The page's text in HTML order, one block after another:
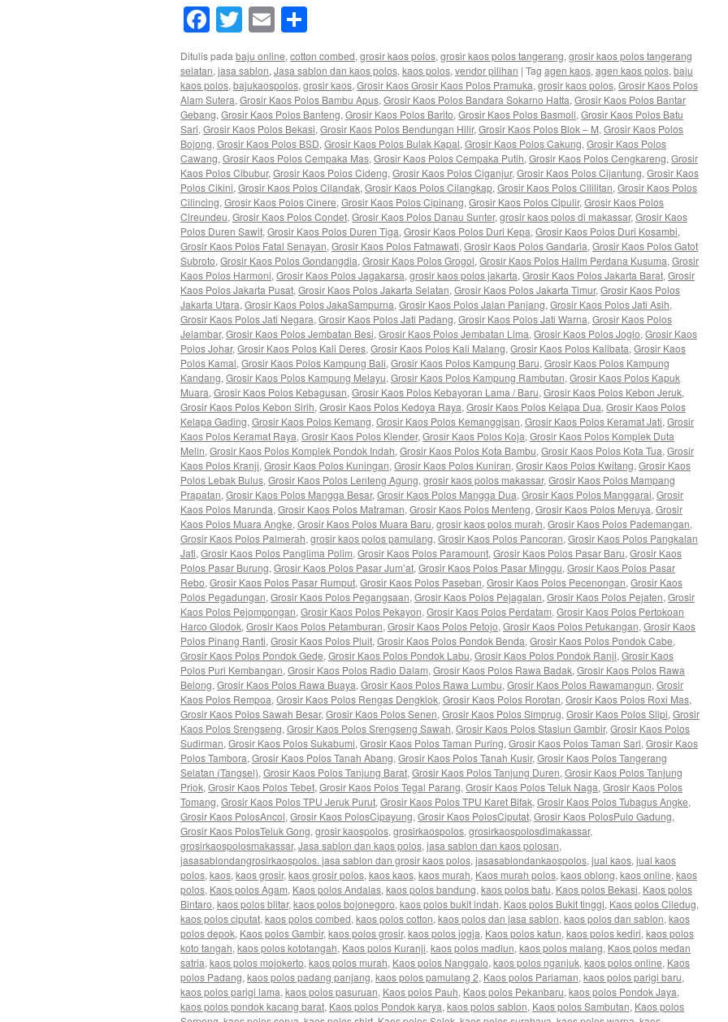
Facebook
Twitter
Email
Ditulis pada baju online, cotton combed, grosir kaos polos, grosir kaos polos tangerang, grosir kaos polos tangerang
selatan, jasa sablon, Jasa sablon dan kaos polos, kaos polos, vendor pilihan | Tag agen kaos, agen kaos polos, baju
kaos polos, bajukaospolos, grosir kaos, Grosir Kaos Grosir Kaos Polos Pramuka, grosir kaos polos, Grosir Kaos Polos
Alam Sutera, Grosir Kaos Polos Bambu Apus, Grosir Kaos Polos Bandara Sokarno Hatta, Grosir Kaos Polos Bantar
Gebang, Grosir Kaos Polos Banteng, Grosir Kaos Polos Barito, Grosir Kaos Polos Basmoll, Grosir Kaos Polos Batu
Sari, Grosir Kaos Polos Bekasi, Grosir Kaos Polos Bendungan Hilir, Grosir Kaos Polos Blok – M, Grosir Kaos Polos
Bojong, Grosir Kaos Polos BSD, Grosir Kaos Polos Bulak Kapal, Grosir Kaos Polos Cakung, Grosir Kaos Polos
Cawang, Grosir Kaos Polos Cempaka Mas, Grosir Kaos Polos Cempaka Putih, Grosir Kaos Polos Cengkareng, Grosir
Kaos Polos Cibubur, Grosir Kaos Polos Cideng, Grosir Kaos Polos Ciganjur, Grosir Kaos Polos Cijantung, Grosir Kaos
Polos Cikini, Grosir Kaos Polos Cilandak, Grosir Kaos Polos Cilangkap, Grosir Kaos Polos Cililitan, Grosir Kaos Polos
Cilincing, Grosir Kaos Polos Cinere, Grosir Kaos Polos Cipinang, Grosir Kaos Polos Cipulir, Grosir Kaos Polos
Cireundeu, Grosir Kaos Polos Condet, Grosir Kaos Polos Danau Sunter, grosir kaos polos di makassar, Grosir Kaos
Polos Duren Sawit, Grosir Kaos Polos Duren Tiga, Grosir Kaos Polos Duri Kepa, Grosir Kaos Polos Duri Kosambi,
Grosir Kaos Polos Fatal Senayan, Grosir Kaos Polos Fatmawati, Grosir Kaos Polos Gandaria, Grosir Kaos Polos Gatot
Subroto, Grosir Kaos Polos Gondangdia, Grosir Kaos Polos Grogol, Grosir Kaos Polos Halim Perdana Kusuma, Grosir
Kaos Polos Harmoni, Grosir Kaos Polos Jagakarsa, grosir kaos polos jakarta, Grosir Kaos Polos Jakarta Barat, Grosir
Kaos Polos Jakarta Pusat, Grosir Kaos Polos Jakarta Selatan, Grosir Kaos Polos Jakarta Timur, Grosir Kaos Polos
Jakarta Utara, Grosir Kaos Polos JakaSampurna, Grosir Kaos Polos Jalan Panjang, Grosir Kaos Polos Jati Asih,
Grosir Kaos Polos Jati Negara, Grosir Kaos Polos Jati Padang, Grosir Kaos Polos Jati Warna, Grosir Kaos Polos
Jelambar, Grosir Kaos Polos Jembatan Besi, Grosir Kaos Polos Jembatan Lima, Grosir Kaos Polos Joglo, Grosir Kaos
Polos Johar, Grosir Kaos Polos Kali Deres, Grosir Kaos Polos Kali Malang, Grosir Kaos Polos Kalibata, Grosir Kaos
Polos Kamal, Grosir Kaos Polos Kampung Bali, Grosir Kaos Polos Kampung Baru, Grosir Kaos Polos Kampung
Kandang, Grosir Kaos Polos Kampung Melayu, Grosir Kaos Polos Kampung Rambutan, Grosir Kaos Polos Kapuk
Muara, Grosir Kaos Polos Kebagusan, Grosir Kaos Polos Kebayoran Lama / Baru, Grosir Kaos Polos Kebon Jeruk,
Grosir Kaos Polos Kebon Sirih, Grosir Kaos Polos Kedoya Raya, Grosir Kaos Polos Kelapa Dua, Grosir Kaos Polos
Kelapa Gading, Grosir Kaos Polos Kemang, Grosir Kaos Polos Kemanggisan, Grosir Kaos Polos Keramat Jati, Grosir
Kaos Polos Keramat Raya, Grosir Kaos Polos Klender, Grosir Kaos Polos Koja, Grosir Kaos Polos Komplek Duta
Melin, Grosir Kaos Polos Komplek Pondok Indah, Grosir Kaos Polos Kota Bambu, Grosir Kaos Polos Kota Tua, Grosir
Kaos Polos Kranji, Grosir Kaos Polos Kuningan, Grosir Kaos Polos Kuniran, Grosir Kaos Polos Kwitang, Grosir Kaos
Polos Lebak Bulus, Grosir Kaos Polos Lenteng Agung, grosir kaos polos makassar, Grosir Kaos Polos Mampang
Prapatan, Grosir Kaos Polos Mangga Besar, Grosir Kaos Polos Mangga Dua, Grosir Kaos Polos Manggarai, Grosir
Kaos Polos Marunda, Grosir Kaos Polos Matraman, Grosir Kaos Polos Menteng, Grosir Kaos Polos Meruya, Grosir
Kaos Polos Muara Angke, Grosir Kaos Polos Muara Baru, grosir kaos polos murah, Grosir Kaos Polos Pademangan,
Grosir Kaos Polos Palmerah, grosir kaos polos pamulang, Grosir Kaos Polos Pancoran, Grosir Kaos Polos Pangkalan
Jati, Grosir Kaos Polos Panglima Polim, Grosir Kaos Polos Paramount, Grosir Kaos Polos Pasar Baru, Grosir Kaos
Polos Pasar Burung, Grosir Kaos Polos Pasar Jum’at, Grosir Kaos Polos Pasar Minggu, Grosir Kaos Polos Pasar
Rebo, Grosir Kaos Polos Pasar Rumput, Grosir Kaos Polos Paseban, Grosir Kaos Polos Pecenongan, Grosir Kaos
Polos Pegadungan, Grosir Kaos Polos Pegangsaan, Grosir Kaos Polos Pejagalan, Grosir Kaos Polos Pejaten, Grosir
Kaos Polos Pejompongan, Grosir Kaos Polos Pekayon, Grosir Kaos Polos Perdatam, Grosir Kaos Polos Pertokoan
Harco Glodok, Grosir Kaos Polos Petamburan, Grosir Kaos Polos Petojo, Grosir Kaos Polos Petukangan, Grosir Kaos
Polos Pinang Ranti, Grosir Kaos Polos Pluit, Grosir Kaos Polos Pondok Benda, Grosir Kaos Polos Pondok Cabe,
Grosir Kaos Polos Pondok Gede, Grosir Kaos Polos Pondok Labu, Grosir Kaos Polos Pondok Ranji, Grosir Kaos
Polos Puri Kembangan, Grosir Kaos Polos Radio Dalam, Grosir Kaos Polos Rawa Badak, Grosir Kaos Polos Rawa
Belong, Grosir Kaos Polos Rawa Buaya, Grosir Kaos Polos Rawa Lumbu, Grosir Kaos Polos Rawamangun, Grosir
Kaos Polos Rempoa, Grosir Kaos Polos Rengas Dengklok, Grosir Kaos Polos Rorotan, Grosir Kaos Polos Roxi Mas,
Grosir Kaos Polos Sawah Besar, Grosir Kaos Polos Senen, Grosir Kaos Polos Simprug, Grosir Kaos Polos Slipi, Grosir
Kaos Polos Srengseng, Grosir Kaos Polos Srengseng Sawah, Grosir Kaos Polos Stasiun Gambir, Grosir Kaos Polos
Sudirman, Grosir Kaos Polos Sukabumi, Grosir Kaos Polos Taman Puring, Grosir Kaos Polos Taman Sari, Grosir Kaos
Polos Tambora, Grosir Kaos Polos Tanah Abang, Grosir Kaos Polos Tanah Kusir, Grosir Kaos Polos Tangerang
Selatan (Tangsel), Grosir Kaos Polos Tanjung Barat, Grosir Kaos Polos Tanjung Duren, Grosir Kaos Polos Tanjung
Priok, Grosir Kaos Polos Tebet, Grosir Kaos Polos Tegal Parang, Grosir Kaos Polos Teluk Naga, Grosir Kaos Polos
Tomang, Grosir Kaos Polos TPU Jeruk Purut, Grosir Kaos Polos TPU Karet Bifak, Grosir Kaos Polos Tubagus Angke,
Grosir Kaos PolosAncol, Grosir Kaos PolosCipayung, Grosir Kaos PolosCiputat, Grosir Kaos PolosPulo Gadung,
Grosir Kaos PolosTeluk Gong, grosir kaospolos, grosirkaospolos, grosirkaospolosdimakassar,
grosirkaospolosmakassar, Jasa sablon dan kaos polos, jasa sablon dan kaos polosan,
jasasablondangrosirkaospolos. jasa sablon dan grosir kaos polos, jasasablondankaospolos, jual kaos, jual kaos
polos, kaos, kaos grosir, kaos grosir polos, kaos kaos, kaos murah, Kaos murah polos, kaos oblong, kaos online, kaos
polos, Kaos polos Agam, Kaos polos Andalas, kaos polos bandung, kaos polos batu, Kaos polos Bekasi, Kaos polos
Bintaro, kaos polos blitar, kaos polos bojonegoro, kaos polos bukit indah, Kaos polos Bukit tinggi, Kaos polos Ciledug,
kaos polos ciputat, kaos polos combed, kaos polos cotton, kaos polos dan jasa sablon, kaos polos dan sablon, kaos
polos depok, Kaos polos Gambir, kaos polos grosir, kaos polos jogja, Kaos polos katun, kaos polos kediri, kaos polos
koto tangah, kaos polos kototangah, Kaos polos Kuranji, kaos polos madiun, kaos polos malang, Kaos polos medan
satria, kaos polos mojokerto, kaos polos murah, Kaos polos Nanggalo, kaos polos nganjuk, kaos polos online, Kaos
polos Padang, kaos polos padang panjang, kaos polos pamulang 2, Kaos polos Pariaman, kaos polos parigi baru,
kaos polos parigi lama, kaos polos pasuruan, Kaos polos Pauh, Kaos polos Pekanbaru, kaos polos Pondok Jaya,
kaos polos pondok kacang barat, Kaos polos Pondok karya, kaos polos sablon, Kaos polos Sambutan, Kaos polos